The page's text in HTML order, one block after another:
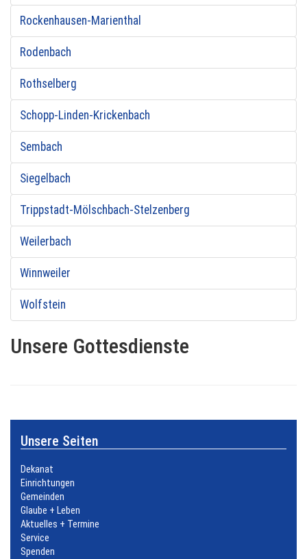
Rockenhausen-Marienthal
Rodenbach
Rothselberg
Schopp-Linden-Krickenbach
Sembach
Siegelbach
Trippstadt-Mölschbach-Stelzenberg
Weilerbach
Winnweiler
Wolfstein
Unsere Gottesdienste
Unsere Seiten
Dekanat
Einrichtungen
Gemeinden
Glaube + Leben
Aktuelles + Termine
Service
Spenden